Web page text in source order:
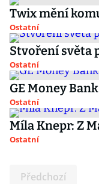
Twix mění
Ostatní
Stvoření světa
Ostatní
GE Money
Ostatní
Míla Knepr: Z
Ostatní
Předchozí